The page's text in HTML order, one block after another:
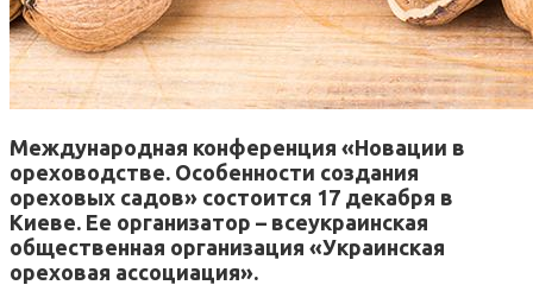
Международная конференция «Новации в
ореховодстве. Особенности создания
ореховых садов» состоится 17 декабря в
Киеве. Ее организатор – всеукраинская
общественная организация «Украинская
ореховая ассоциация».